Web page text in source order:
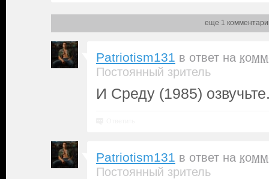
еще 1
Patriotism131 в ответ на
Постоянный зритель
И Среду (1985)
Patriotism131 в ответ на
Постоянный зритель